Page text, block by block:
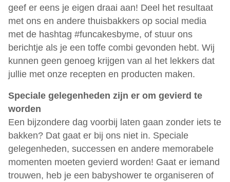
geef er eens je eigen draai aan! Deel het resultaat
met ons en andere thuisbakkers op social media
met de hashtag #funcakesbyme, of stuur ons
berichtje als je een toffe combi gevonden hebt. Wij
kunnen geen genoeg krijgen van al het lekkers dat
jullie met onze recepten en producten maken.
Speciale gelegenheden zijn er om gevierd te
worden
Een bijzondere dag voorbij laten gaan zonder iets te
bakken? Dat gaat er bij ons niet in. Speciale
gelegenheden, successen en andere memorabele
momenten moeten gevierd worden! Gaat er iemand
trouwen, heb je een babyshower te organiseren of